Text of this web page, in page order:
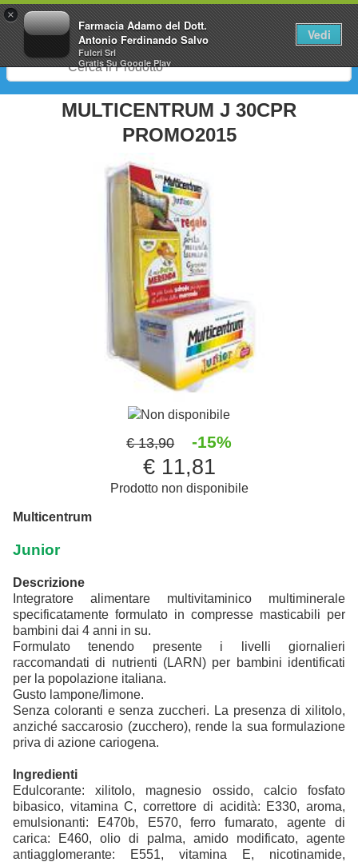
×
Farmacia Adamo del Dott.
Antonio Ferdinando Salvo
Fulcri Srl
GratisSu Google Play
Vedi
0
MULTICENTRUM J 30CPR
PROMO2015
Non disponibile
€ 13,90 -15%
€ 11,81
Prodotto non disponibile
Multicentrum
Junior
Descrizione
Integratore alimentare multivitaminico multiminerale
specificatamente formulato in compresse masticabili per
bambini dai 4 anni in su.
Formulato tenendo presente i livelli giornalieri
raccomandati di nutrienti (LARN) per bambini identificati
per la popolazione italiana.
Gusto lampone/limone.
Senza coloranti e senza zuccheri. La presenza di xilitolo,
anziché saccarosio (zucchero), rende la sua formulazione
priva di azione cariogena.
Ingredienti
Edulcorante: xilitolo, magnesio ossido, calcio fosfato
bibasico, vitamina C, correttore di acidità: E330, aroma,
emulsionanti: E470b, E570, ferro fumarato, agente di
carica: E460, olio di palma, amido modificato, agente
antiagglomerante: E551, vitamina E, nicotinamide,